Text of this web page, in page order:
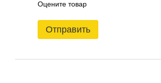
Оцените товар
Отправить